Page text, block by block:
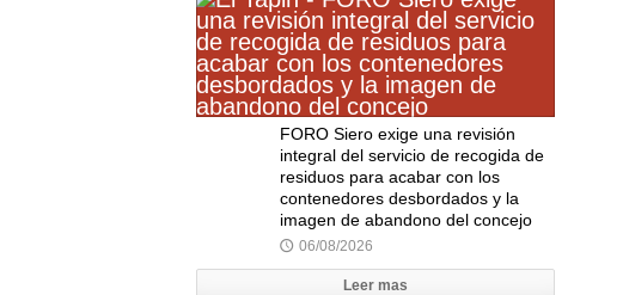
FORO Siero exige una revisión
integral del servicio de recogida de
residuos para acabar con los
contenedores desbordados y la
imagen de abandono del concejo
🕔 06/08/2026
Leer mas